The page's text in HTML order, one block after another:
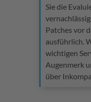
Sie die
Patches vor
ausführlich.
wichtigen
Augenmerk
über